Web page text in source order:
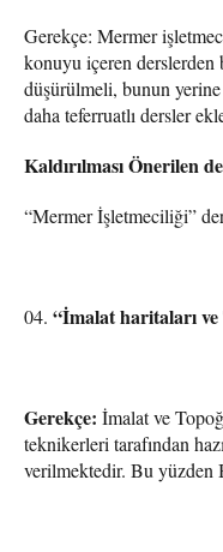
Gerekçe: Mermer
konuyu içeren
düşürülmeli, bunun
daha teferruatlı dersler
Kaldırılması Önerilen
“Mermer İşletmeciliği”
“İmalat haritaları ve
Gerekçe: İmalat ve
teknikerleri tarafından
verilmektedir. Bu yüzden